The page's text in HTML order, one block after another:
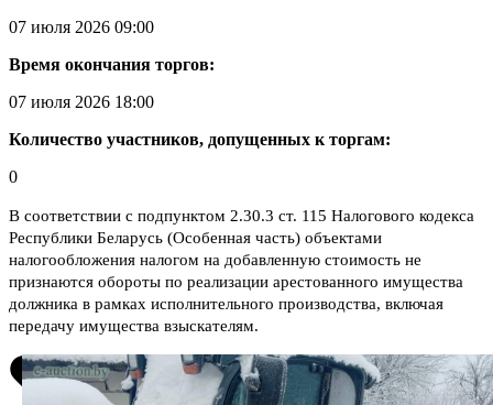
07 июля 2026 09:00
Время окончания торгов:
07 июля 2026 18:00
Количество участников, допущенных к торгам:
0
В соответствии с подпунктом 2.30.3 ст. 115 Налогового кодекса
Республики Беларусь (Особенная часть) объектами
налогообложения налогом на добавленную стоимость не
признаются обороты по реализации арестованного имущества
должника в рамках исполнительного производства, включая
передачу имущества взыскателям.